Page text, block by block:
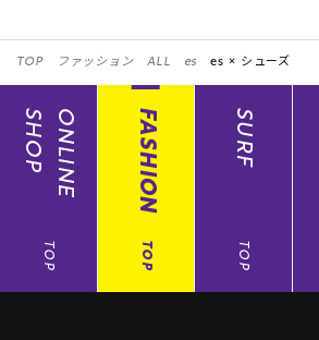
TOP ファッション ALL es es × シューズ
ONLINE
SHOP
TOP
FASHION
TOP
SURF
TOP